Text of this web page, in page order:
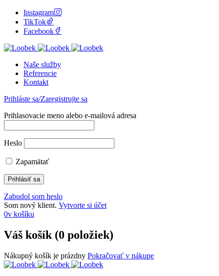
Instagram
TikTok
Facebook
Naše služby
Referencie
Kontakt
Prihláste sa/Zaregistrujte sa
Prihlasovacie meno alebo e-mailová adresa
Heslo
Zapamätať
Zabudol som heslo
Som nový klient. Vytvorte si účet
0v košíku
Váš košík (0 položiek)
Nákupný košík je prázdny Pokračovať v nákupe